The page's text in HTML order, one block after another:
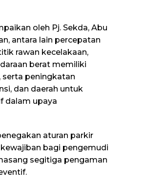
oleh Pj. Sekda, Abu
antara lain percepatan
rawan kecelakaan,
berat memiliki
serta peningkatan
dan daerah untuk
dalam upaya
aturan parkir
bagi pengemudi
segitiga pengaman